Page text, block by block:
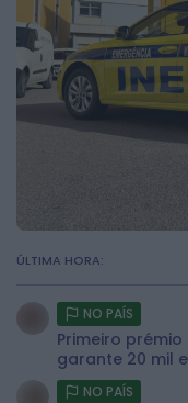
ÚLTIMA HORA:
NO PAÍS
Primeiro
garante 20 mil
NO PAÍS